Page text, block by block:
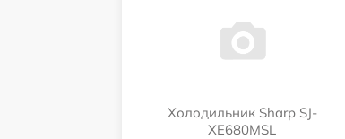
Холодильник Sharp SJ-
XE680MSL